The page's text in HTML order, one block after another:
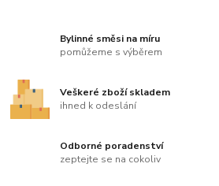
Bylinné směsi na míru
pomůžeme s výběrem
Veškeré zboží skladem
ihned k odeslání
Odborné poradenství
zeptejte se na cokoliv